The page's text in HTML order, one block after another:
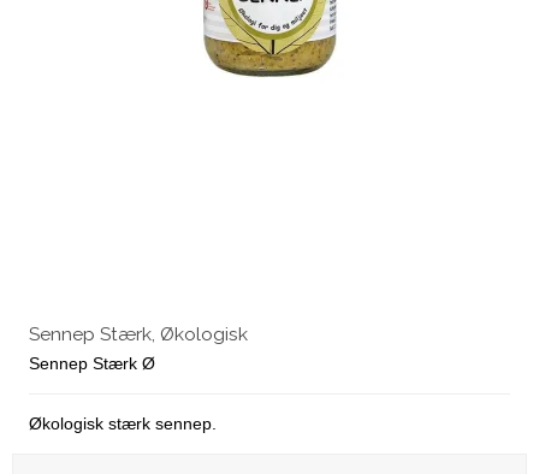
Sennep Stærk, Økologisk
Sennep Stærk Ø
Økologisk stærk sennep.